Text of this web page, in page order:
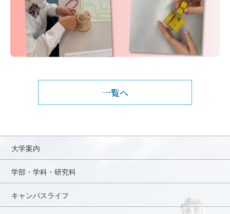
一覧へ
大学案内
学部・学科・研究科
キャンパスライフ